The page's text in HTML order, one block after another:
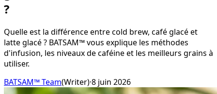
?
Quelle est la différence entre cold brew, café glacé et
latte glacé ? BATSAM™ vous explique les méthodes
d'infusion, les niveaux de caféine et les meilleurs grains à
utiliser.
BATSAM™ Team(Writer)·8 juin 2026